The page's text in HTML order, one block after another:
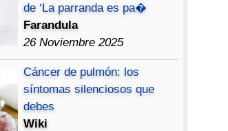
de ‘La parranda es pa�
Farandula
26 Noviembre 2025
Cáncer de pulmón: los
síntomas silenciosos que
debes
Wiki